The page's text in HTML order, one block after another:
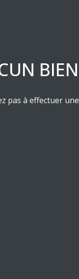
pas à effectuer